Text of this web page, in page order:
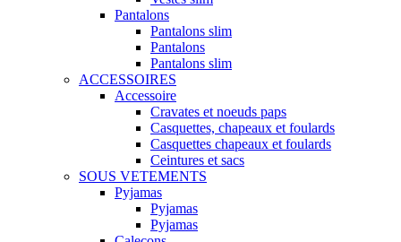
Pantalons
Pantalons slim
Pantalons
Pantalons slim
ACCESSOIRES
Accessoire
Cravates et noeuds paps
Casquettes, chapeaux et foulards
Casquettes chapeaux et foulards
Ceintures et sacs
SOUS VETEMENTS
Pyjamas
Pyjamas
Pyjamas